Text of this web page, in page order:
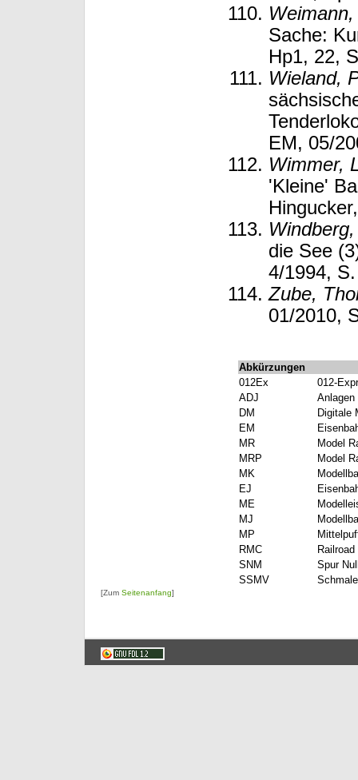
Sache:
Hp1, 22,
Wieland,
EM, 05/
Wimmer,
'Kleine'
die See
4/1994,
Zube,
01/2010,
Abkürzungen
012Ex
012-
ADJ
Anlagen
DM
Digitale
EM
MR
Model
MRP
Model
MK
EJ
ME
MJ
MP
RMC
SNM
Spur
SSMV
[Zum Seitenanfang]